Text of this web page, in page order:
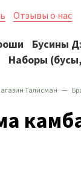
Отзывы о нас
Бусины
Наборы
Талисман